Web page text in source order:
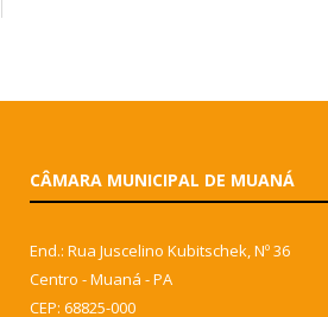
CÂMARA MUNICIPAL DE MUANÁ
End.: Rua Juscelino Kubitschek, Nº 36
Centro - Muaná - PA
CEP: 68825-000